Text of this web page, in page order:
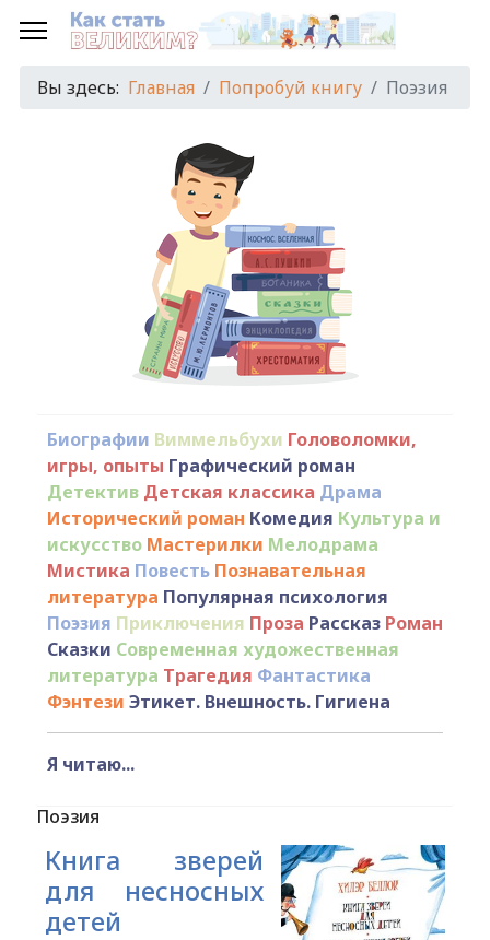
Вы здесь: Главная Попробуй книгу Поэзия
Биографии Виммельбухи Головоломки,
игры, опыты Графический роман
Детектив Детская классика Драма
Исторический роман Комедия Культура и
искусство Мастерилки Мелодрама
Мистика Повесть Познавательная
литература Популярная психология
Поэзия Приключения Проза Рассказ Роман
Сказки Современная художественная
литература Трагедия Фантастика
Фэнтези Этикет. Внешность. Гигиена
Я читаю...
Поэзия
Книга зверей
для несносных
детей